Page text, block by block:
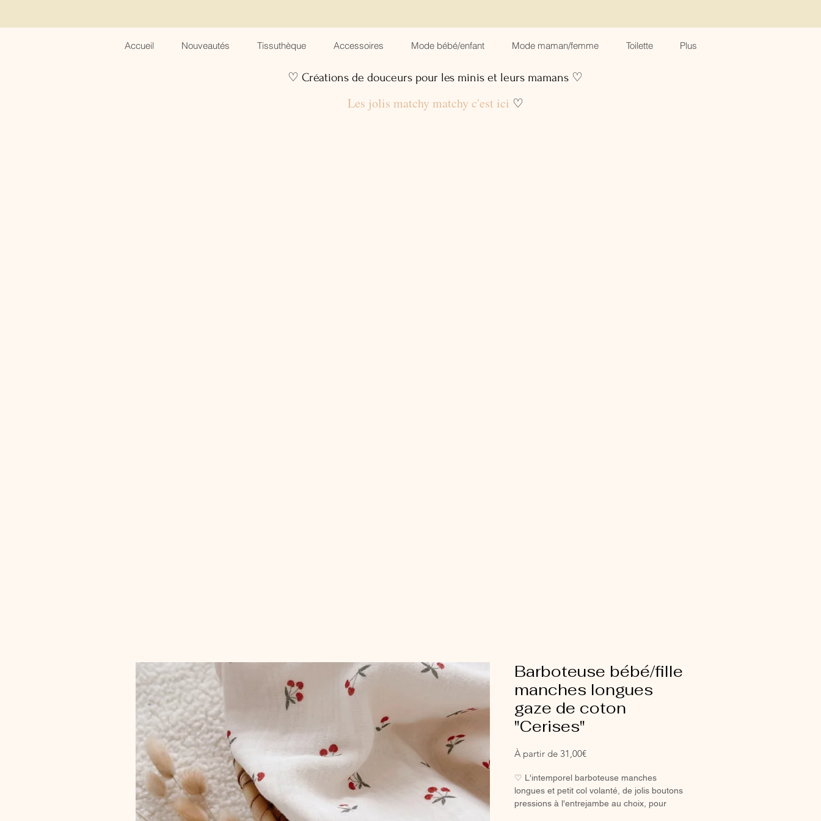
Accueil Nouveautés Tissuthèque Accessoires Mode bébé/enfant Mode maman/femme Toilette Plus
♡ Créations de douceurs pour les minis et leurs mamans ♡
Les jolis matchy matchy c'est ici ♡
Barboteuse bébé/fille
manches longues
gaze de coton
"Cerises"
À partir de 31,00€Prix
♡ L'intemporel barboteuse manches
longues et petit col volanté, de jolis boutons
pressions à l'entrejambe au choix, pour